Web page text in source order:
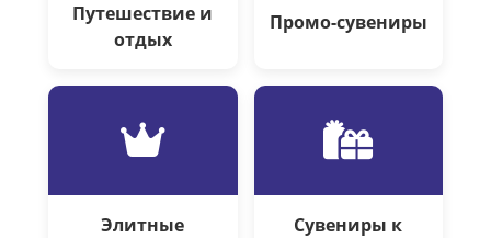
Путешествие и
отдых
Промо-сувениры
Элитные
Сувениры к